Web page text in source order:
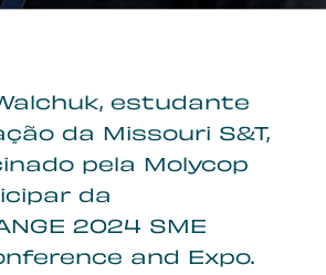
estudante
da Missouri S&T,
pela Molycop
da
2024 SME
and Expo.